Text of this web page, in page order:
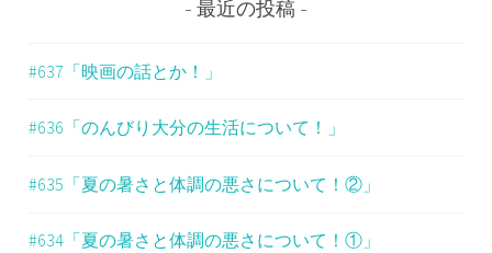
最近の投稿
#637「映画の話とか！」
#636「のんびり大分の生活について！」
#635「夏の暑さと体調の悪さについて！②」
#634「夏の暑さと体調の悪さについて！①」